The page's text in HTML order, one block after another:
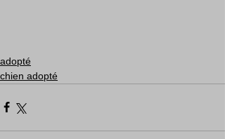
adopté
chien adopté